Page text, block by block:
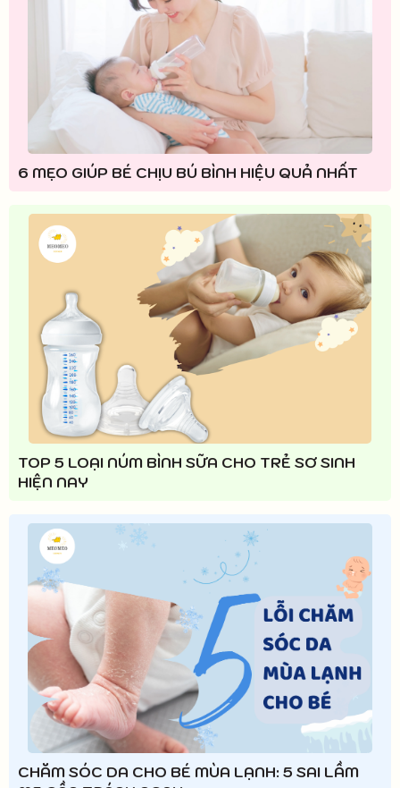
6 MẸO GIÚP BÉ CHỊU BÚ BÌNH HIỆU QUẢ NHẤT
TOP 5 LOẠI NÚM BÌNH SỮA CHO TRẺ SƠ SINH
HIỆN NAY
CHĂM SÓC DA CHO BÉ MÙA LẠNH: 5 SAI LẦM